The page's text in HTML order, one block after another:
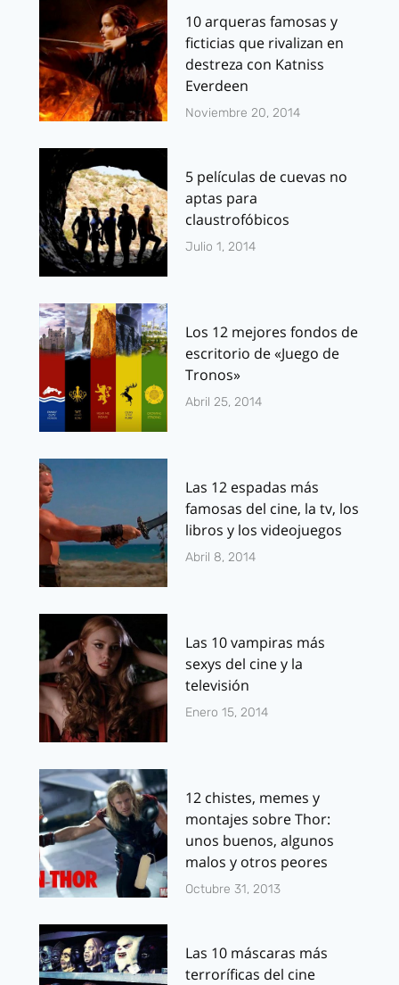
10 arqueras famosas y
ficticias que rivalizan en
destreza con Katniss
Everdeen
Noviembre 20, 2014
5 películas de cuevas no
aptas para
claustrofóbicos
Julio 1, 2014
Los 12 mejores fondos de
escritorio de «Juego de
Tronos»
Abril 25, 2014
Las 12 espadas más
famosas del cine, la tv, los
libros y los videojuegos
Abril 8, 2014
Las 10 vampiras más
sexys del cine y la
televisión
Enero 15, 2014
12 chistes, memes y
montajes sobre Thor:
unos buenos, algunos
malos y otros peores
Octubre 31, 2013
Las 10 máscaras más
terroríficas del cine